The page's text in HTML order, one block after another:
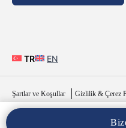
TR EN
Şartlar ve Koşullar Gizlilik & Çerez
Copyright © 2025 MFY Legal. Tüm